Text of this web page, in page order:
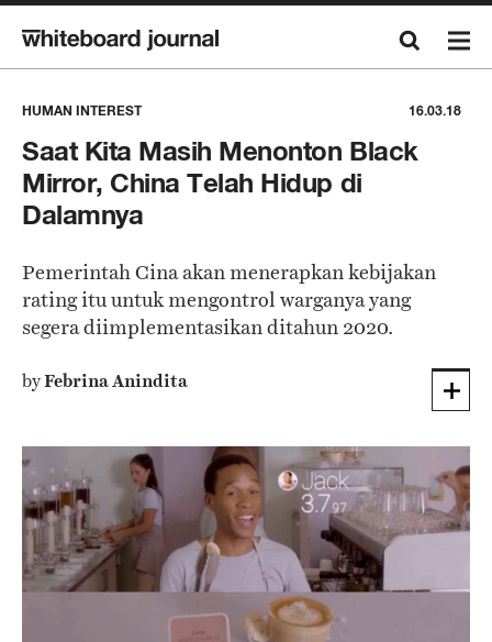
HUMAN INTEREST 16.03.18
Saat Kita Masih Menonton Black
Mirror, China Telah Hidup di
Dalamnya
Pemerintah Cina akan menerapkan kebijakan
rating itu untuk mengontrol warganya yang
segera diimplementasikan ditahun 2020.
byFebrina Anindita